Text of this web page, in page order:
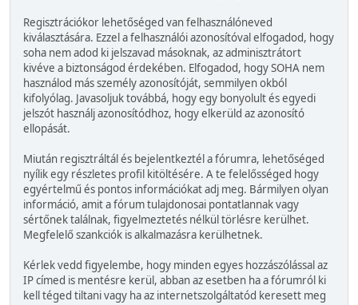
Regisztrációkor lehetőséged van felhasználóneved
kiválasztására. Ezzel a felhasználói azonosítóval elfogadod, hogy
soha nem adod ki jelszavad másoknak, az adminisztrátort
kivéve a biztonságod érdekében. Elfogadod, hogy SOHA nem
használod más személy azonosítóját, semmilyen okból
kifolyólag. Javasoljuk továbbá, hogy egy bonyolult és egyedi
jelszót használj azonosítódhoz, hogy elkerüld az azonosító
ellopását.
Miután regisztráltál és bejelentkeztél a fórumra, lehetőséged
nyílik egy részletes profil kitöltésére. A te felelősséged hogy
egyértelmű és pontos információkat adj meg. Bármilyen olyan
információ, amit a fórum tulajdonosai pontatlannak vagy
sértőnek találnak, figyelmeztetés nélkül törlésre kerülhet.
Megfelelő szankciók is alkalmazásra kerülhetnek.
Kérlek vedd figyelembe, hogy minden egyes hozzászólással az
IP címed is mentésre kerül, abban az esetben ha a fórumról ki
kell téged tiltani vagy ha az internetszolgáltatód keresett meg